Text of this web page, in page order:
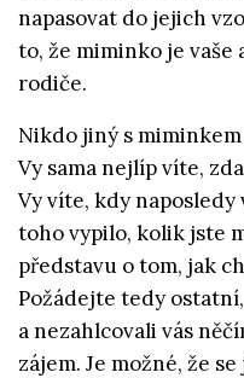
napasovat do jejich
to, že miminko je vaše
rodiče.
Nikdo jiný s
Vy sama nejlíp víte,
Vy víte, kdy
toho vypilo, kolik jste
představu o tom, jak
Požádejte tedy
a nezahlcovali vás
zájem. Je možné, že